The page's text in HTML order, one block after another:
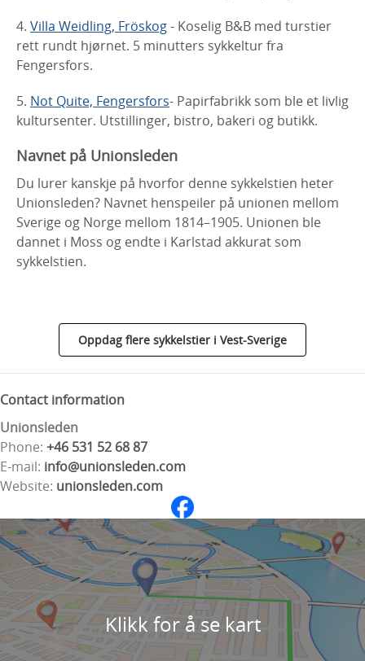
4. Villa Weidling, Fröskog- Koselig B&B med turstier
rett rundt hjørnet. 5 minutters sykkeltur fra
Fengersfors.
5. Not Quite, Fengersfors- Papirfabrikk som ble et livlig
kultursenter. Utstillinger, bistro, bakeri og butikk.
Navnet på Unionsleden
Du lurer kanskje på hvorfor denne sykkelstien heter
Unionsleden? Navnet henspeiler på unionen mellom
Sverige og Norge mellom 1814–1905. Unionen ble
dannet i Moss og endte i Karlstad akkurat som
sykkelstien.
Oppdag flere sykkelstier i Vest-Sverige
Contact information
Unionsleden
Phone: +46 531 52 68 87
E-mail: info@unionsleden.com
Website: unionsleden.com
Klikk for å se kart